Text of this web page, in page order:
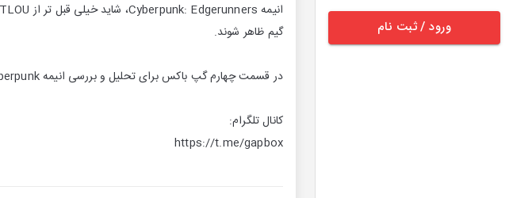
ورود / ثبت نام
گیم ظاهر شوند.
در قسمت چهارم گپ باکس برای تحلیل و بررسی انیمه Cyberpunk، همراه ما باشید...
کانال تلگرام:
https://t.me/gapbox